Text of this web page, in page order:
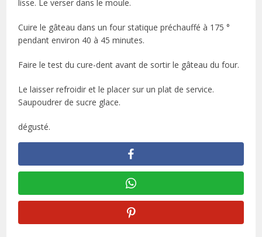
lisse. Le verser dans le moule.
Cuire le gâteau dans un four statique préchauffé à 175 °
pendant environ 40 à 45 minutes.
Faire le test du cure-dent avant de sortir le gâteau du four.
Le laisser refroidir et le placer sur un plat de service.
Saupoudrer de sucre glace.
dégusté.